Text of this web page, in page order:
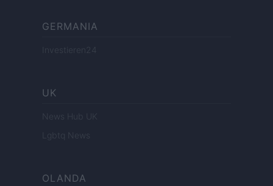
GERMANIA
Investieren24
UK
News Hub UK
Lgbtq News
OLANDA